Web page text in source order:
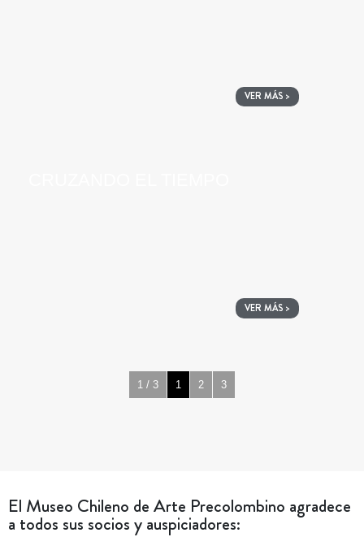
VER MÁS >
VER MÁS >
1 / 3 1 2 3
El Museo Chileno de Arte Precolombino agradece
a todos sus socios y auspiciadores: